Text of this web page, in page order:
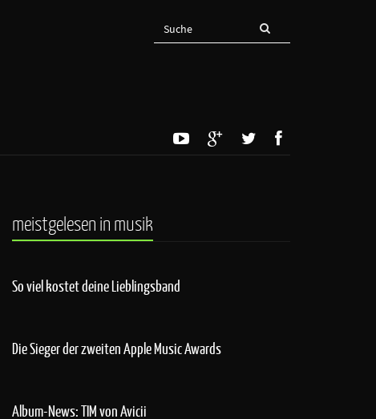
meistgelesen in musik
So viel kostet deine Lieblingsband
Die Sieger der zweiten Apple Music Awards
Album-News: TIM von Avicii